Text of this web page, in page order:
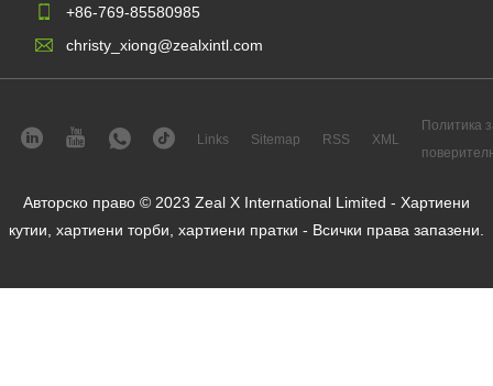
+86-769-85580985
christy_xiong@zealxintl.com
Links Sitemap RSS XML
Политика
Авторско право © 2023 Zeal X International Limited - Хартиени
кутии, хартиени торби, хартиени пратки - Всички права запазени.